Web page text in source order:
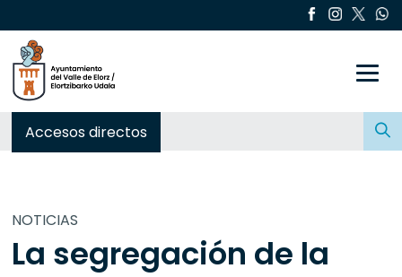
Accesos directos
Buscar:
NOTICIAS
La segregación de la